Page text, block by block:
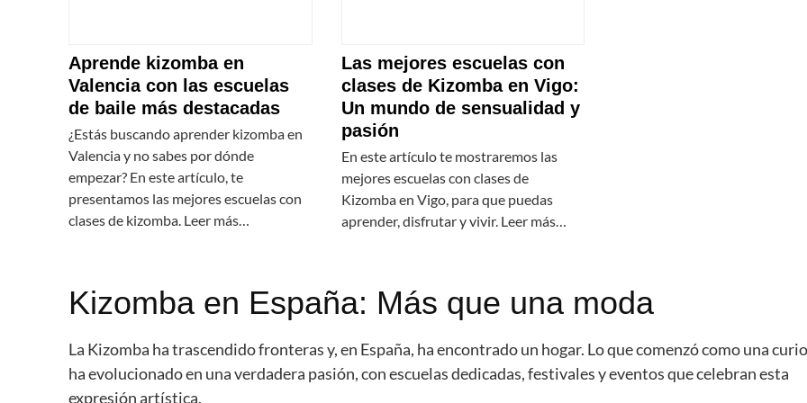
Aprende kizomba en
Valencia con las escuelas
de baile más destacadas
¿Estás buscando aprender kizomba en
Valencia y no sabes por dónde
empezar? En este artículo, te
presentamos las mejores escuelas con
clases de kizomba. Leer más…
Las mejores escuelas con
clases de Kizomba en Vigo:
Un mundo de sensualidad y
pasión
En este artículo te mostraremos las
mejores escuelas con clases de
Kizomba en Vigo, para que puedas
aprender, disfrutar y vivir. Leer más…
Kizomba en España: Más que una moda
La Kizomba ha trascendido fronteras y, en España, ha encontrado un hogar. Lo que comenzó como una
ha evolucionado en una verdadera pasión, con escuelas dedicadas, festivales y eventos que celebran esta
expresión artística.